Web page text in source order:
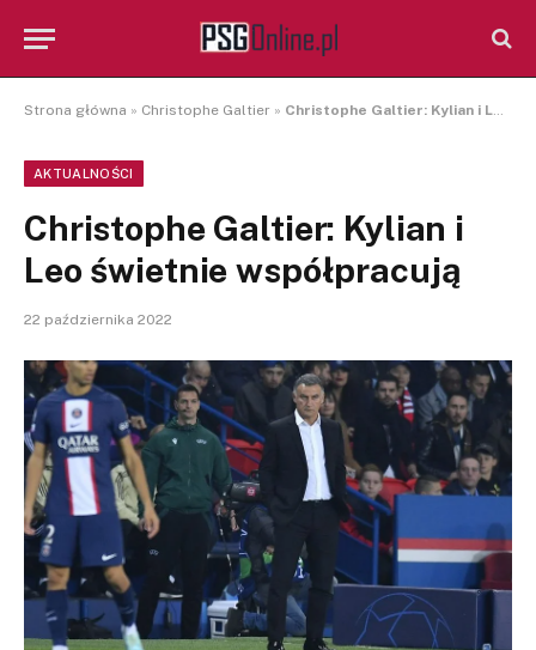
Strona główna » Christophe Galtier » Christophe Galtier: Kylian i Leo świetnie współpracują
AKTUALNOŚCI
Christophe Galtier: Kylian i
Leo świetnie współpracują
22 października 2022